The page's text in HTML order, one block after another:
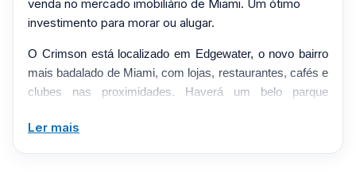
venda no mercado imobiliário de Miami. Um ótimo
investimento para morar ou alugar.
O Crimson está localizado em Edgewater, o novo bairro
mais badalado de Miami, com lojas, restaurantes, cafés e
clubes nas proximidades. Haverá um belo parque
esculturas de artistas renomados. O Crimson é quente
Ler mais